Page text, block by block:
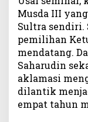
Musda III
Sultra sendiri.
pemilihan
mendatang.
Saharudin
aklamasi
dilantik
empat tahun